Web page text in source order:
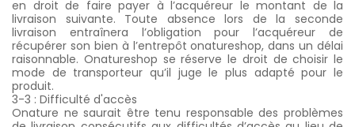
en droit de faire payer à l’acquéreur le montant de la
livraison suivante. Toute absence lors de la seconde
livraison entraînera l’obligation pour l’acquéreur de
récupérer son bien à l’entrepôt onatureshop, dans un délai
raisonnable. Onatureshop se réserve le droit de choisir le
mode de transporteur qu’il juge le plus adapté pour le
produit.
3-3 : Difficulté d'accès
Onature ne saurait être tenu responsable des problèmes